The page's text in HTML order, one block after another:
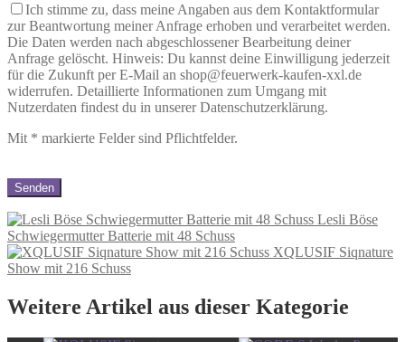
Ich stimme zu, dass meine Angaben aus dem Kontaktformular
zur Beantwortung meiner Anfrage erhoben und verarbeitet werden.
Die Daten werden nach abgeschlossener Bearbeitung deiner
Anfrage gelöscht. Hinweis: Du kannst deine Einwilligung jederzeit
für die Zukunft per E-Mail an shop@feuerwerk-kaufen-xxl.de
widerrufen. Detaillierte Informationen zum Umgang mit
Nutzerdaten findest du in unserer Datenschutzerklärung.
Mit * markierte Felder sind Pflichtfelder.
Lesli Böse
Schwiegermutter Batterie mit 48 Schuss
XQLUSIF Siqnature
Show mit 216 Schuss
Weitere Artikel aus dieser Kategorie